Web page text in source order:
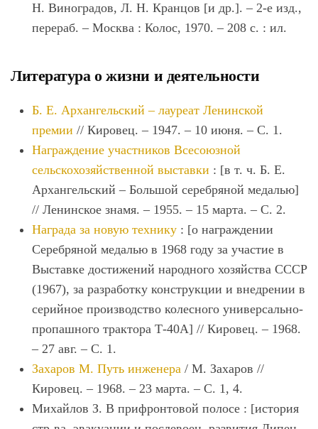
Н. Виноградов, Л. Н. Кранцов [и др.]. – 2-е изд.,
перераб. – Москва : Колос, 1970. – 208 с. : ил.
Литература о жизни и деятельности
Б. Е. Архангельский – лауреат Ленинской
премии // Кировец. – 1947. – 10 июня. – С. 1.
Награждение участников Всесоюзной
сельскохозяйственной выставки : [в т. ч. Б. Е.
Архангельский – Большой серебряной медалью]
// Ленинское знамя. – 1955. – 15 марта. – С. 2.
Награда за новую технику : [о награждении
Серебряной медалью в 1968 году за участие в
Выставке достижений народного хозяйства СССР
(1967), за разработку конструкции и внедрении в
серийное производство колесного универсально-
пропашного трактора Т-40А] // Кировец. – 1968.
– 27 авг. – С. 1.
Захаров М. Путь инженера / М. Захаров //
Кировец. – 1968. – 23 марта. – С. 1, 4.
Михайлов З. В прифронтовой полосе : [история